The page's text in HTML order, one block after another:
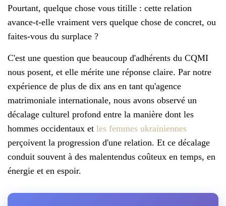
Pourtant, quelque chose vous titille : cette relation
avance-t-elle vraiment vers quelque chose de concret, ou
faites-vous du surplace ?
C'est une question que beaucoup d'adhérents du CQMI
nous posent, et elle mérite une réponse claire. Par notre
expérience de plus de dix ans en tant qu'agence
matrimoniale internationale, nous avons observé un
décalage culturel profond entre la manière dont les
hommes occidentaux et les femmes ukrainiennes
perçoivent la progression d'une relation. Et ce décalage
conduit souvent à des malentendus coûteux en temps, en
énergie et en espoir.